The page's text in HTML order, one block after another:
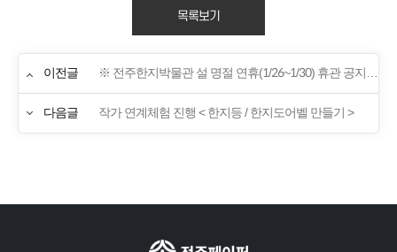
목록보기
이전글 ※ 전주한지박물관 설 명절 연휴(1/26~1/30) 휴관 공지 ※
다음글 작가 연계체험 진행 < 한지등 / 한지도어벨 만들기 >